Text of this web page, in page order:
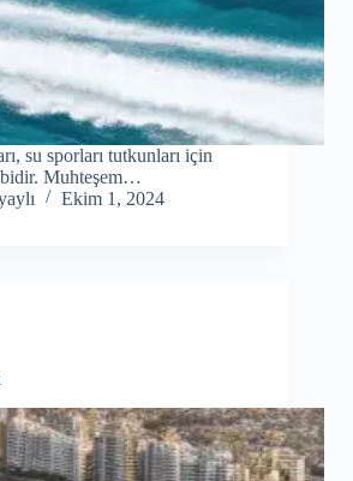
su sporları tutkunları için
Muhteşem…
Ekim 1, 2024